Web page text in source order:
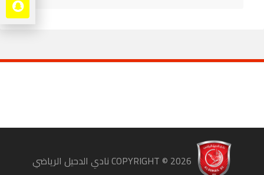
2026 نادي الدحيل الرياضي